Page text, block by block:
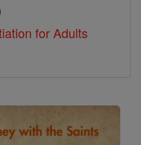
for Adults